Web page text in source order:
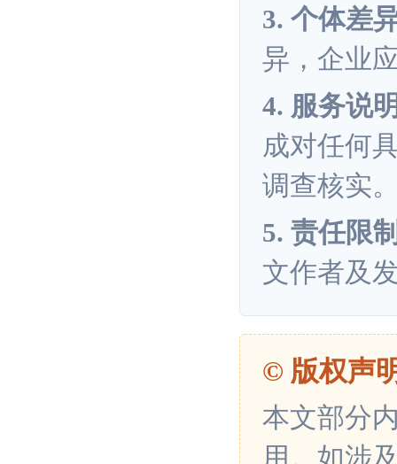
3. 个体差
异，企业
4. 服务说
成对任何
调查核实
5. 责任限
文作者及
© 版权声
本文部分
用。如涉